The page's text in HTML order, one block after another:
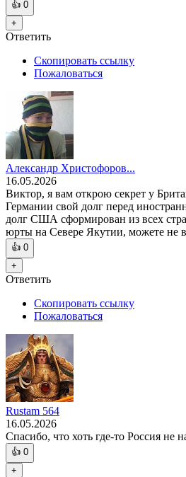
👍 0
+
Ответить
Скопировать ссылку
Пожаловаться
Александр Христофоров...
16.05.2026
Виктор, я вам открою секрет у
Германии свой долг перед
долг США сформирован из всех
юрты на Севере Якутии, можете не
👍 0
+
Ответить
Скопировать ссылку
Пожаловаться
Rustam 564
16.05.2026
Спасибо, что хоть где-то Россия не
👍 0
+